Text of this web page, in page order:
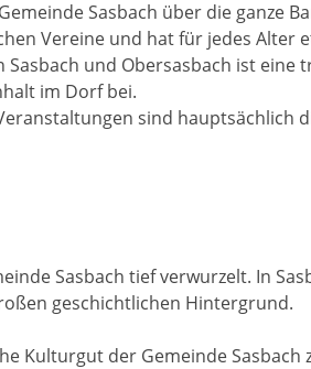
Sasbach über die ganze
Vereine und hat für jedes Alter
Sasbach und Obersasbach ist eine
im Dorf bei.
sind hauptsächlich
Sasbach tief verwurzelt. In
geschichtlichen Hintergrund.
Kulturgut der Gemeinde Sasbach